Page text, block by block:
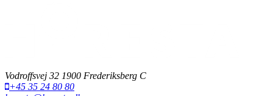
Vodroffsvej 32 1900 Frederiksberg C
+45 35 24 80 80